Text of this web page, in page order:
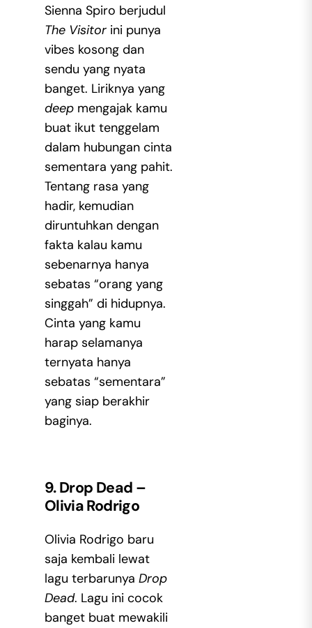
Sienna Spiro berjudul
The Visitorini punya
vibes kosong dan
sendu yang nyata
banget. Liriknya yang
deepmengajak kamu
buat ikut tenggelam
dalam hubungan cinta
sementara yang pahit.
Tentang rasa yang
hadir, kemudian
diruntuhkan dengan
fakta kalau kamu
sebenarnya hanya
sebatas “orang yang
singgah” di hidupnya.
Cinta yang kamu
harap selamanya
ternyata hanya
sebatas “sementara”
yang siap berakhir
baginya.
9. Drop Dead –
Olivia Rodrigo
Olivia Rodrigo baru
saja kembali lewat
lagu terbarunya Drop
Dead. Lagu ini cocok
banget buat mewakili